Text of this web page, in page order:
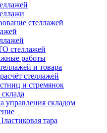
стеллажей
стеллажей
работы
и товара
стеллажей
и стремянок
управления складом
тара